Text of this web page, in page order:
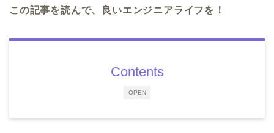
この記事を読んで、良いエンジニアライフを！
OPEN
Contents